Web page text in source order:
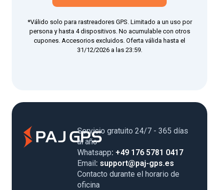
*Válido solo para rastreadores GPS. Limitado a un uso por
persona y hasta 4 dispositivos. No acumulable con otros
cupones. Accesorios excluidos. Oferta válida hasta el
31/12/2026 a las 23:59.
Servicio gratuito 24/7 - 365 días
al año
Whatsapp: +49 176 5781 0417
Email: support@paj-gps.es
Contacto durante el horario de
oficina